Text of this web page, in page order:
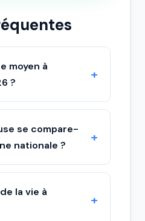
moyen à
?
se compare-
nationale ?
la vie à